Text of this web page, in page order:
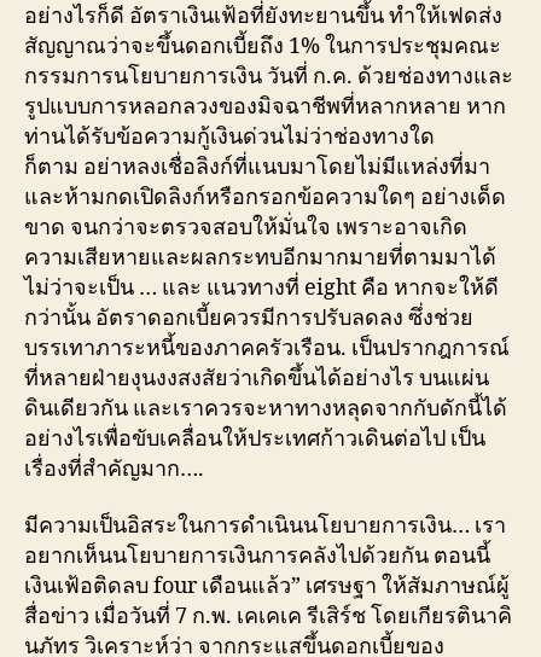
อย่างไรก็ดี อัตราเงินเฟ้อที่ยังทะยานขึ้น ทำให้เฟดส่ง
สัญญาณว่าจะขึ้นดอกเบี้ยถึง 1% ในการประชุมคณะ
กรรมการนโยบายการเงิน วันที่ ก.ค. ด้วยช่องทางและ
รูปแบบการหลอกลวงของมิจฉาชีพที่หลากหลาย หาก
ท่านได้รับข้อความกู้เงินด่วนไม่ว่าช่องทางใด
ก็ตาม อย่าหลงเชื่อลิงก์ที่แนบมาโดยไม่มีแหล่งที่มา
และห้ามกดเปิดลิงก์หรือกรอกข้อความใดๆ อย่างเด็ด
ขาด จนกว่าจะตรวจสอบให้มั่นใจ เพราะอาจเกิด
ความเสียหายและผลกระทบอีกมากมายที่ตามมาได้
ไม่ว่าจะเป็น … และ แนวทางที่ eight คือ หากจะให้ดี
กว่านั้น อัตราดอกเบี้ยควรมีการปรับลดลง ซึ่งช่วย
บรรเทาภาระหนี้ของภาคครัวเรือน. เป็นปรากฎการณ์
ที่หลายฝ่ายงุนงงสงสัยว่าเกิดขึ้นได้อย่างไร บนแผ่น
ดินเดียวกัน และเราควรจะหาทางหลุดจากกับดักนี้ได้
อย่างไรเพื่อขับเคลื่อนให้ประเทศก้าวเดินต่อไป เป็น
เรื่องที่สำคัญมาก….
มีความเป็นอิสระในการดำเนินนโยบายการเงิน… เรา
อยากเห็นนโยบายการเงินการคลังไปด้วยกัน ตอนนี้
เงินเฟ้อติดลบ four เดือนแล้ว” เศรษฐา ให้สัมภาษณ์ผู้
สื่อข่าว เมื่อวันที่ 7 ก.พ. เคเคเค รีเสิร์ช โดยเกียรตินาคิ
นภัทร วิเคราะห์ว่า จากกระแสขึ้นดอกเบี้ยของ